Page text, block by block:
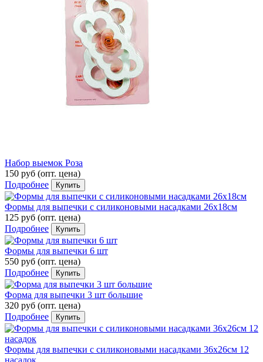
Набор выемок Роза
150 руб (опт. цена)
Подробнее
Купить
Формы для выпечки с силиконовыми насадками 26х18см
125 руб (опт. цена)
Подробнее
Купить
Формы для выпечки 6 шт
550 руб (опт. цена)
Подробнее
Купить
Форма для выпечки 3 шт большие
320 руб (опт. цена)
Подробнее
Купить
Формы для выпечки с силиконовыми насадками 36х26см 12
насадок